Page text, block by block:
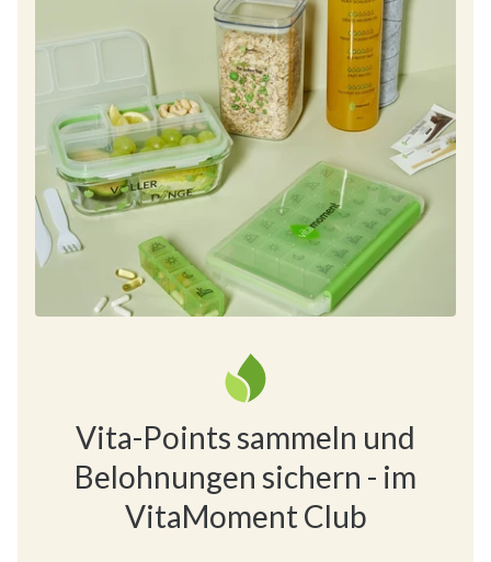
Vita-Points sammeln und
Belohnungen sichern - im
VitaMoment Club